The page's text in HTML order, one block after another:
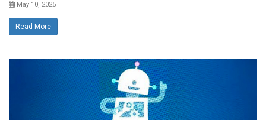
May 10, 2025
Read More